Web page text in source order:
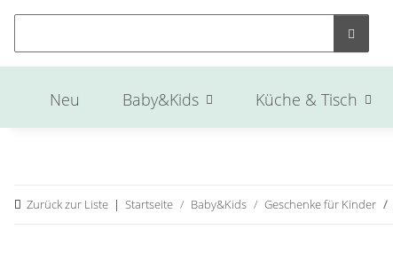
Neu Baby&Kids Küche & Tisch
Zurück zur Liste Startseite Baby&Kids Geschenke für Kinder